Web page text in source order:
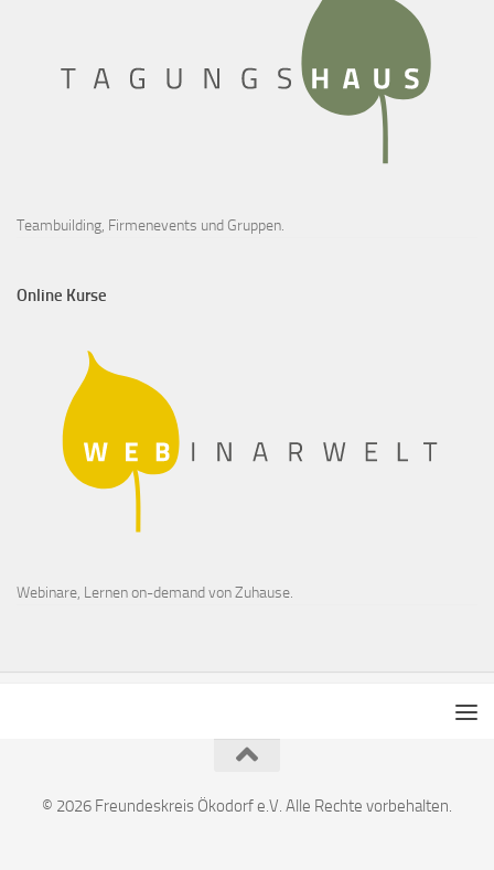
Teambuilding, Firmenevents und Gruppen.
Online Kurse
Webinare, Lernen on-demand von Zuhause.
© 2026 Freundeskreis Ökodorf e.V. Alle Rechte vorbehalten.